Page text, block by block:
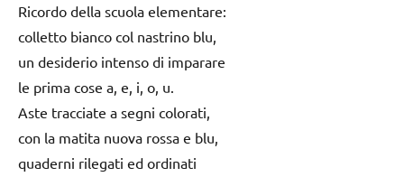
Ricordo della scuola elementare:
colletto bianco col nastrino blu,
un desiderio intenso di imparare
le prima cose a, e, i, o, u.
Aste tracciate a segni colorati,
con la matita nuova rossa e blu,
quaderni rilegati ed ordinati